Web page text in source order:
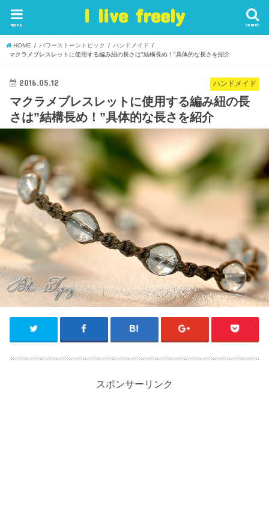
I live freely search
menu
HOME パワーストーントピック
ハンドメイド
マクラメブレスレットに使用する編み紐の長さは"結構長め！"具体的な長さを紹介
ハンドメイド
2016.05.12
マクラメブレスレットに使用する編み紐の長
さは”結構長め！”具体的な長さを紹介
スポンサーリンク